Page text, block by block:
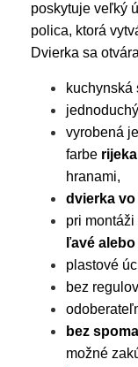
poskytuje veľký
polica, ktorá
Dvierka sa
kuchynská
vyrobená
farbe
hranami,
dvierka vo
pri
ľavé
plastové
bez
bez
možné